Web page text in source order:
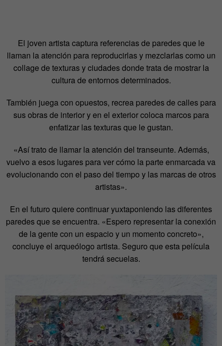
El joven artista captura referencias de paredes que le
llaman la atención para reproducirlas y mezclarlas como un
collage de texturas y ciudades donde trata de mostrar la
cultura de entornos determinados.
También juega con opuestos, recrea paredes de calles para
sus obras de interior y en el exterior coloca marcos para
enfatizar las texturas que le gustan.
«Así trato de llamar la atención del transeunte. Además,
vuelvo a esos lugares para ver cómo la parte enmarcada va
evolucionando con el paso del tiempo y las marcas de otros
artistas».
En el futuro quiere continuar yuxtaponiendo las diferentes
paredes que se encuentra. «Espero representar la conexión
de la gente con un espacio y un momento concreto»,
concluye el arqueólogo artista. Seguro que esta película
tendrá secuelas.